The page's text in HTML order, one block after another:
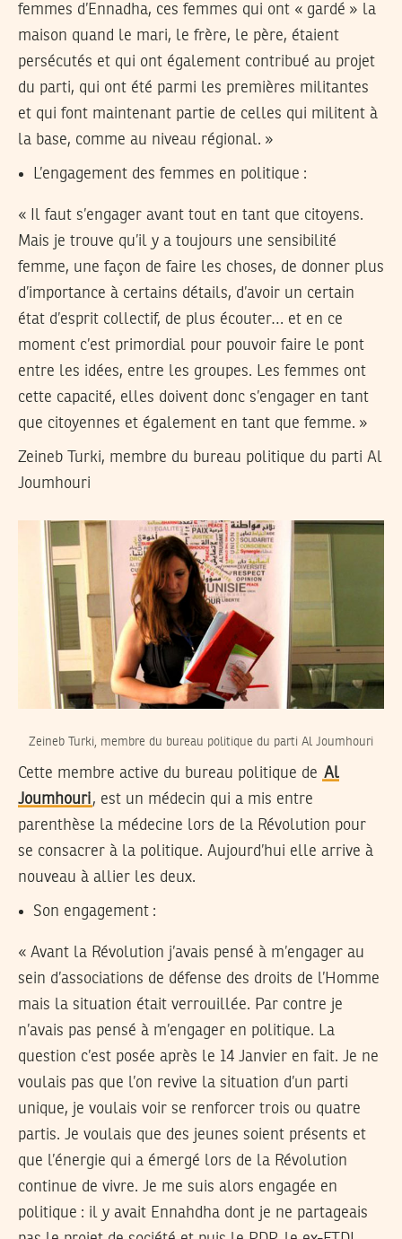
femmes d’Ennadha, ces femmes qui ont « gardé » la
maison quand le mari, le frère, le père, étaient
persécutés et qui ont également contribué au projet
du parti, qui ont été parmi les premières militantes
et qui font maintenant partie de celles qui militent à
la base, comme au niveau régional. »
L’engagement des femmes en politique :
« Il faut s’engager avant tout en tant que citoyens.
Mais je trouve qu’il y a toujours une sensibilité
femme, une façon de faire les choses, de donner plus
d’importance à certains détails, d’avoir un certain
état d’esprit collectif, de plus écouter… et en ce
moment c’est primordial pour pouvoir faire le pont
entre les idées, entre les groupes. Les femmes ont
cette capacité, elles doivent donc s’engager en tant
que citoyennes et également en tant que femme. »
Zeineb Turki, membre du bureau politique du parti Al
Joumhouri
Zeineb Turki, membre du bureau politique du parti Al Joumhouri
Cette membre active du bureau politique de Al
Joumhouri, est un médecin qui a mis entre
parenthèse la médecine lors de la Révolution pour
se consacrer à la politique. Aujourd’hui elle arrive à
nouveau à allier les deux.
Son engagement :
« Avant la Révolution j’avais pensé à m’engager au
sein d’associations de défense des droits de l’Homme
mais la situation était verrouillée. Par contre je
n’avais pas pensé à m’engager en politique. La
question c’est posée après le 14 Janvier en fait. Je ne
voulais pas que l’on revive la situation d’un parti
unique, je voulais voir se renforcer trois ou quatre
partis. Je voulais que des jeunes soient présents et
que l’énergie qui a émergé lors de la Révolution
continue de vivre. Je me suis alors engagée en
politique : il y avait Ennahdha dont je ne partageais